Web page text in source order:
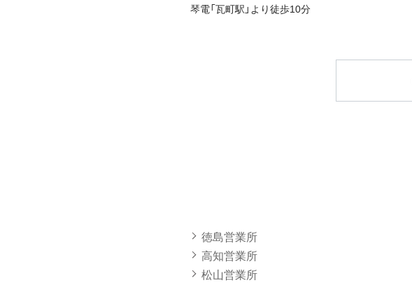
琴電「瓦町駅」より徒歩10分
徳島営業所
高知営業所
松山営業所